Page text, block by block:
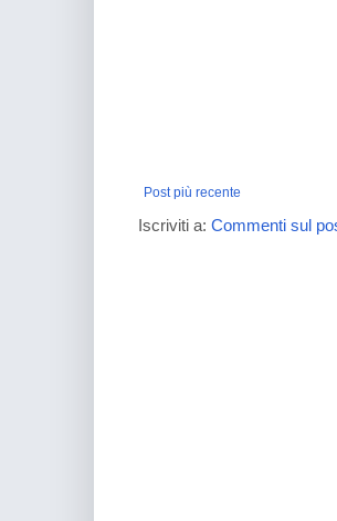
Post più recente
Iscriviti a: Commenti sul